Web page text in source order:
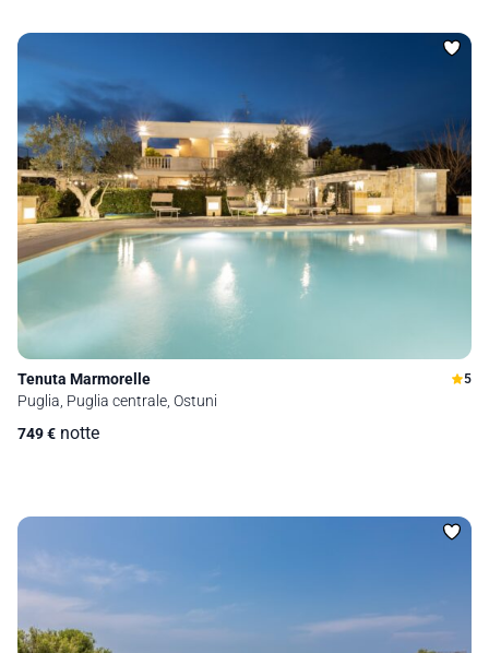
Tenuta Marmorelle 5
Puglia, Puglia centrale, Ostuni
749€ notte